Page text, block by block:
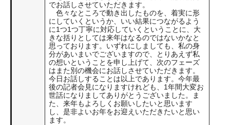
でお話しさせていただきます。
色々なところで動き出したものを、着実に形
にしていくというか、いい結果につながるよう
に1つ1つ丁寧に対応していくということに、大
きな括りとしては来年はなるのではないかなと
思っております。いずれにしましても、私の身
分があいまいでございますので、とりあえず私
の想いということを申し上げて、次のフェーズ
はまた別の機会にお話しさせていただきます。
今日お話しすることは以上であります。今年最
後の記者会見になりますけれども、1年間大変お
世話になりましてありがとうございました。ま
た、来年もよろしくお願いしたいと思います
し、是非よいお年をお迎えいただきたいと思い
ます。